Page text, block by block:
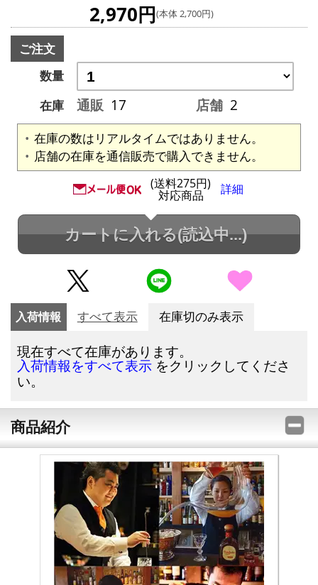
2,970円(本体 2,700円)
ご注文
数量
在庫
通販 17 店舗 2
在庫の数はリアルタイムではありません。
店舗の在庫を通信販売で購入できません。
(送料275円)
対応商品 詳細
カートに入れる(読込中...)
入荷情報 すべて表示 在庫切のみ表示
現在すべて在庫があります。
入荷情報をすべて表示 をクリックしてくださ
い。
商品紹介